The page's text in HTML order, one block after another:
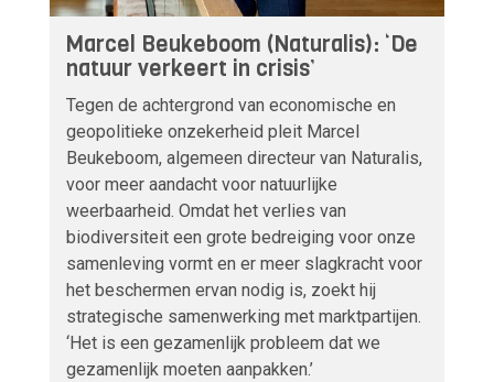
Marcel Beukeboom (Naturalis): ‘De
natuur verkeert in crisis’
Tegen de achtergrond van economische en
geopolitieke onzekerheid pleit Marcel
Beukeboom, algemeen directeur van Naturalis,
voor meer aandacht voor natuurlijke
weerbaarheid. Omdat het verlies van
biodiversiteit een grote bedreiging voor onze
samenleving vormt en er meer slagkracht voor
het beschermen ervan nodig is, zoekt hij
strategische samenwerking met marktpartijen.
‘Het is een gezamenlijk probleem dat we
gezamenlijk moeten aanpakken.’